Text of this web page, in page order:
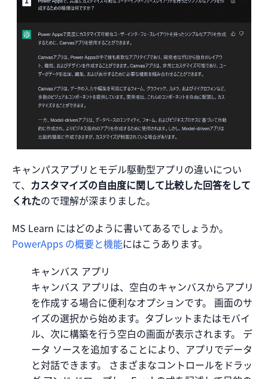
キャンパスアプリとモデル駆動型アプリの違いについ
て、 カスタマイズの自由度に関して比較した回答をして
くれたので理解が深まりました。
MS Learn にはどのように書いてあるでしょうか。
PowerApps の概要と機能にはこうあります。
キャンバス アプリ
キャンバス アプリは、空白のキャンバスからアプリ
を作成する場合に便利なオプションです。 画面のサ
イズの選択から始めます。タブレットまたはモバイ
ル、次に構築を行う空白の画面が表示されます。 デ
ータ ソースを追加することにより、アプリでデータ
と対話できます。 さまざまなコントロールをドラッ